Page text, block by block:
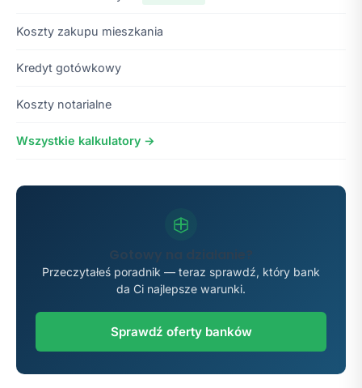
Koszty zakupu mieszkania
Kredyt gotówkowy
Koszty notarialne
Wszystkie kalkulatory →
Gotowy na działanie?
Przeczytałeś poradnik — teraz sprawdź, który bank
da Ci najlepsze warunki.
Sprawdź oferty banków